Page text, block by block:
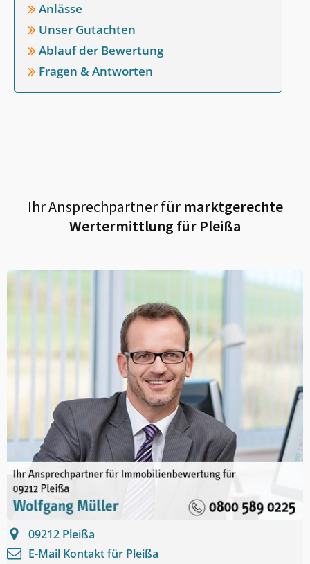
Anlässe
Unser Gutachten
Ablauf der Bewertung
Fragen & Antworten
Ihr Ansprechpartner fürmarktgerechte
Wertermittlung für Pleißa
09212 Pleißa
E-Mail Kontakt für Pleißa